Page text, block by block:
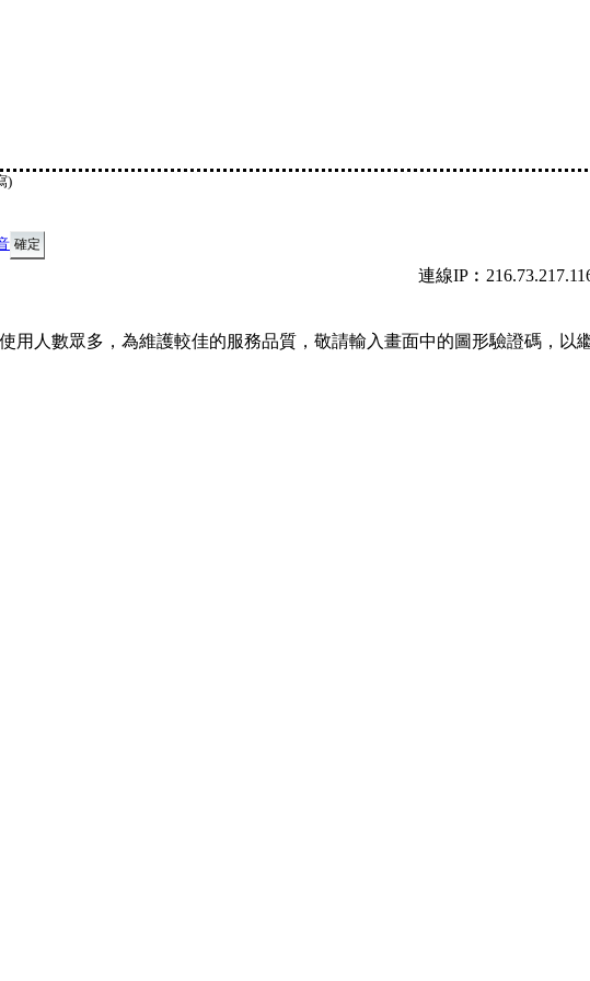
)
連線
用人數眾多，為維護較佳的服務品質，敬請輸入畫面中的圖形驗證碼，以